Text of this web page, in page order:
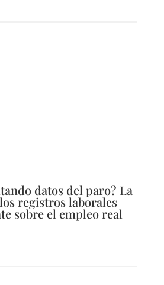
datos del paro? La
registros laborales
sobre el empleo real